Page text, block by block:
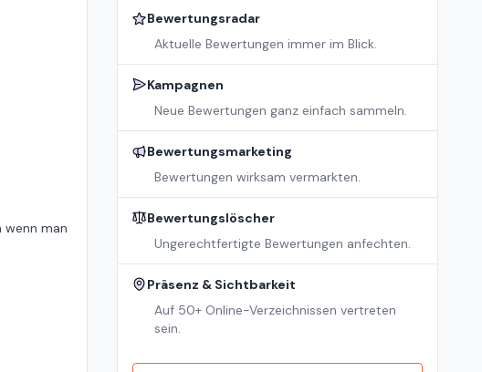
wenn man
Bewertungsradar
Aktuelle Bewertungen immer im Blick.
Kampagnen
Neue Bewertungen ganz einfach sammeln.
Bewertungsmarketing
Bewertungen wirksam vermarkten.
Bewertungslöscher
Ungerechtfertigte Bewertungen anfechten.
Präsenz & Sichtbarkeit
Auf 50+ Online-Verzeichnissen vertreten
sein.